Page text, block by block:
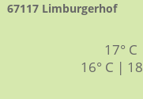
67117 Limburgerhof
17° C
16° C |